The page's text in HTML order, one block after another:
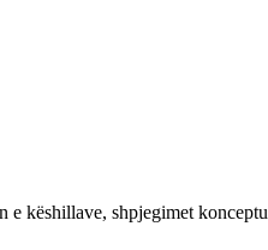
e këshillave, shpjegimet